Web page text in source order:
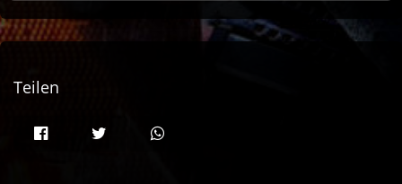
Teilen